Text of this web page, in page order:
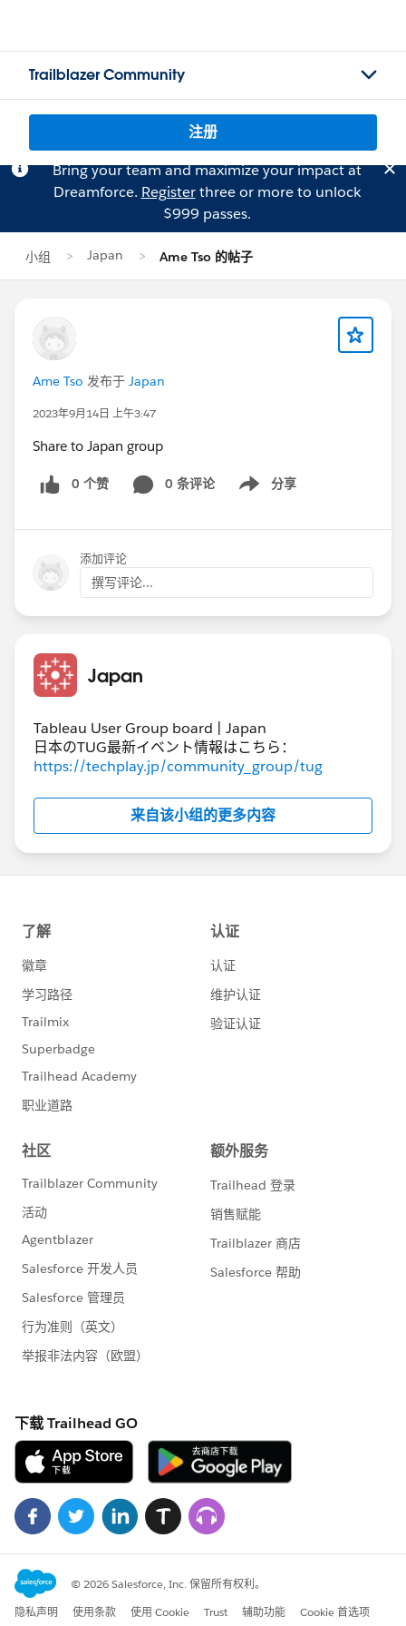
Trailblazer Community
注册
Bring your team and maximize your impact at
Dreamforce. Registerthree or more to unlock
$999 passes.
小组 Japan Ame Tso 的帖子
Ame Tso 发布于 Japan
2023年9月14日 上午3:47
Share to Japan group
0 个赞 0 条评论 分享
Show menu
添加评论
撰写评论...
Japan
Tableau User Group board | Japan
日本のTUG最新イベント情報はこちら：
https://techplay.jp/community_group/tug
来自该小组的更多内容